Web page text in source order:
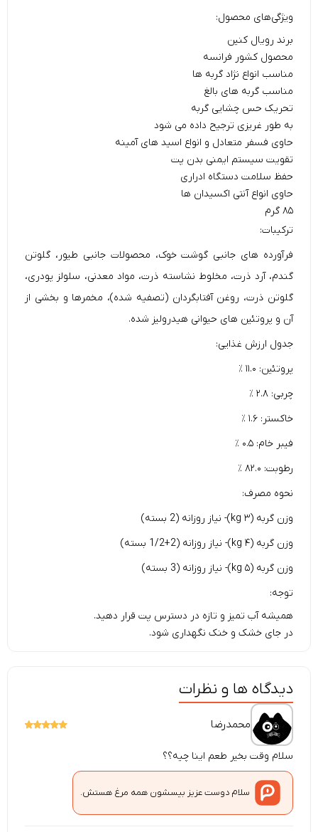
ویژگی‌های محصول:
برند رویال کنین
محصول کشور فرانسه
مناسب انواع نژاد گربه ها
مناسب گربه های بالغ
تحریک حس چشایی گربه
به طور غریزی ترجیح داده می شود
حاوی فسفر متعادل و انواع اسید های آمینه
تقویت سیستم ایمنی بدن پت
حفظ سلامت دستگاه ادراری
حاوی انواع آنتی اکسیدان ها
۸۵ گرم
ترکیبات:
فرآورده های جانبی گوشت خوک، محصولات جانبی طیور، گلوتن
گندم، آرد ذرت، مخلوط نشاسته ذرت، مواد معدنی، سلولز پودری،
گلوتن ذرت، روغن آفتابگردان (تصفیه شده)، مخمرها و بخشی از
آن‌‌ و پروتئین های حیوانی هیدرولیز شده.
جدول ارزش غذایی:
پروتئین: ۱۱.۰ ٪
چربی: ۲.۸ ٪
خاکستر: ۱.۶ ٪
فیبر خام: ۰.۵ ٪
رطوبت: ۸۲.۰ ٪
نحوه مصرف:
وزن گربه (kg ۳)- نیاز روزانه (2 بسته)
وزن گربه (kg ۴)- نیاز روزانه (2+1/2 بسته)
وزن گربه (kg ۵)- نیاز روزانه (3 بسته)
توجه:
همیشه آب تمیز و تازه در دسترس پت قرار دهید.
در جای خشک و خنک نگهداری شود.
دیدگاه ها و نظرات
محمدرضا
سلام وقت بخیر طعم اینا چیه؟؟
سلام دوست عزیز بیسشون همه مرغ هستش.